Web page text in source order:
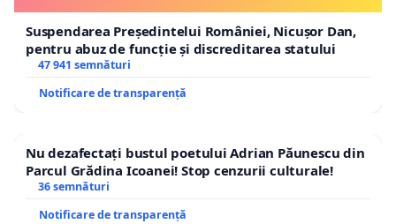
Suspendarea Președintelui României, Nicușor Dan,
pentru abuz de funcție și discreditarea statului
47 941 semnături
Notificare de transparență
Nu dezafectați bustul poetului Adrian Păunescu din
Parcul Grădina Icoanei! Stop cenzurii culturale!
36 semnături
Notificare de transparență